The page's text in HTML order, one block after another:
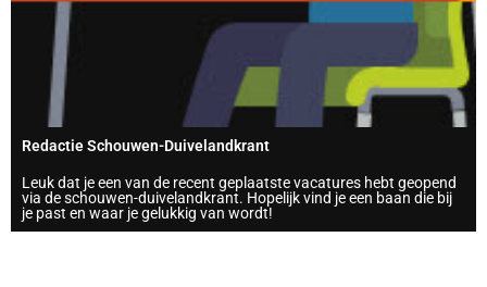
Redactie Schouwen-Duivelandkrant
Leuk dat je een van de recent geplaatste vacatures hebt geopend
via de schouwen-duivelandkrant. Hopelijk vind je een baan die bij
je past en waar je gelukkig van wordt!